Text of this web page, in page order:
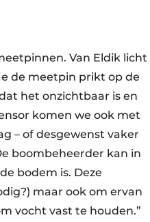
Van Eldik licht
de meetpin prikt op de
het onzichtbaar is en
komen we ook met
– of desgewenst vaker
boombeheerder kan in
bodem is. Deze
maar ook om ervan
vocht vast te houden.”